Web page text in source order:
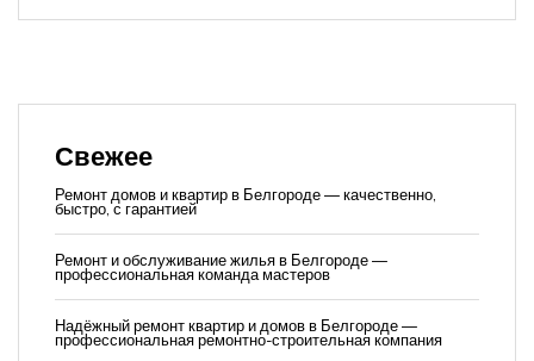
Свежее
Ремонт домов и квартир в Белгороде — качественно,
быстро, с гарантией
Ремонт и обслуживание жилья в Белгороде —
профессиональная команда мастеров
Надёжный ремонт квартир и домов в Белгороде —
профессиональная ремонтно-строительная компания